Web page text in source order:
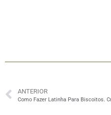
ANTERIOR
Como Fazer Latinha Para Biscoitos.